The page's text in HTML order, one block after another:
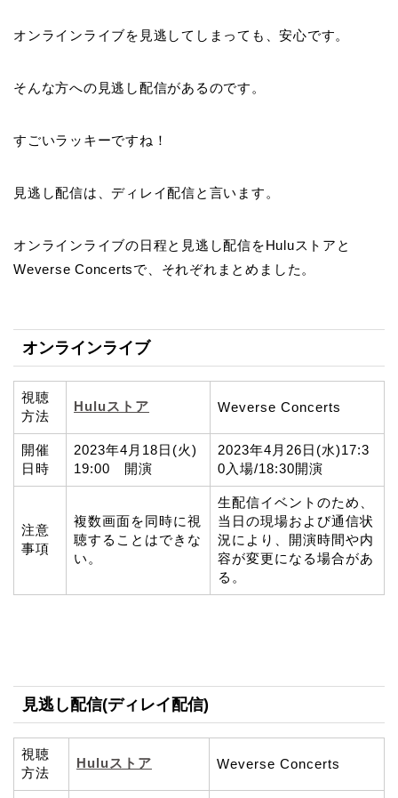
オンラインライブを見逃してしまっても、安心です。
そんな方への見逃し配信があるのです。
すごいラッキーですね！
見逃し配信は、ディレイ配信と言います。
オンラインライブの日程と見逃し配信をHuluストアと
Weverse Concertsで、それぞれまとめました。
オンラインライブ
視聴
方法
Huluストア Weverse Concerts
開催
日時
2023年4月18日(火)
19:00 開演
2023年4月26日(水)17:3
0入場/18:30開演
注意
事項
複数画面を同時に視
聴することはできな
い。
生配信イベントのため、
当日の現場および通信状
況により、開演時間や内
容が変更になる場合があ
る。
見逃し配信(ディレイ配信)
視聴
方法
Huluストア Weverse Concerts